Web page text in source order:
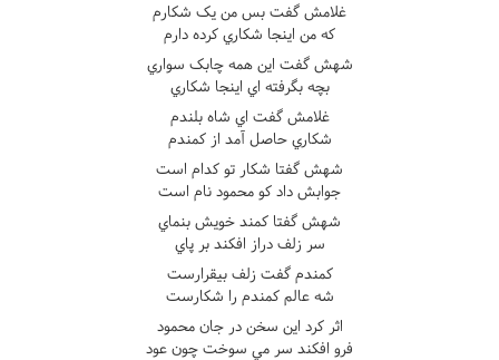
غلامش گفت بس من يک شکارم
که من اينجا شکاري کرده دارم
شهش گفت اين همه چابک سواري
بچه بگرفته اي اينجا شکاري
غلامش گفت اي شاه بلندم
شکاري حاصل آمد از کمندم
شهش گفتا شکار تو کدام است
جوابش داد کو محمود نام است
شهش گفتا کمند خويش بنماي
سر زلف دراز افکند بر پاي
کمندم گفت زلف بيقرارست
شه عالم کمندم را شکارست
اثر کرد اين سخن در جان محمود
فرو افکند سر مي سوخت چون عود